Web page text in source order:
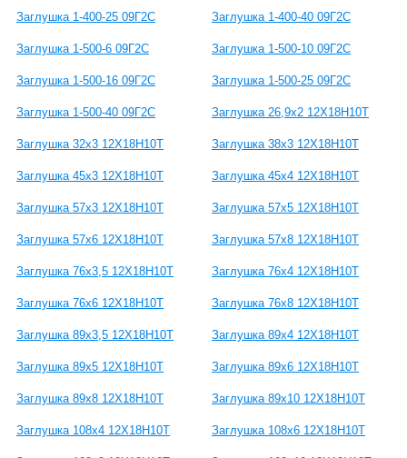
Заглушка 1-400-25 09Г2С Заглушка 1-400-40 09Г2С
Заглушка 1-500-6 09Г2С Заглушка 1-500-10 09Г2С
Заглушка 1-500-16 09Г2С Заглушка 1-500-25 09Г2С
Заглушка 1-500-40 09Г2С Заглушка 26,9х2 12Х18Н10Т
Заглушка 32х3 12Х18Н10Т Заглушка 38х3 12Х18Н10Т
Заглушка 45х3 12Х18Н10Т Заглушка 45х4 12Х18Н10Т
Заглушка 57х3 12Х18Н10Т Заглушка 57х5 12Х18Н10Т
Заглушка 57х6 12Х18Н10Т Заглушка 57х8 12Х18Н10Т
Заглушка 76х3,5 12Х18Н10Т Заглушка 76х4 12Х18Н10Т
Заглушка 76х6 12Х18Н10Т Заглушка 76х8 12Х18Н10Т
Заглушка 89х3,5 12Х18Н10Т Заглушка 89х4 12Х18Н10Т
Заглушка 89х5 12Х18Н10Т Заглушка 89х6 12Х18Н10Т
Заглушка 89х8 12Х18Н10Т Заглушка 89х10 12Х18Н10Т
Заглушка 108х4 12Х18Н10Т Заглушка 108х6 12Х18Н10Т